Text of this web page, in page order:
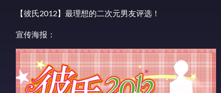
【彼氏2012】最理想的二次元男友评选！
宣传海报：